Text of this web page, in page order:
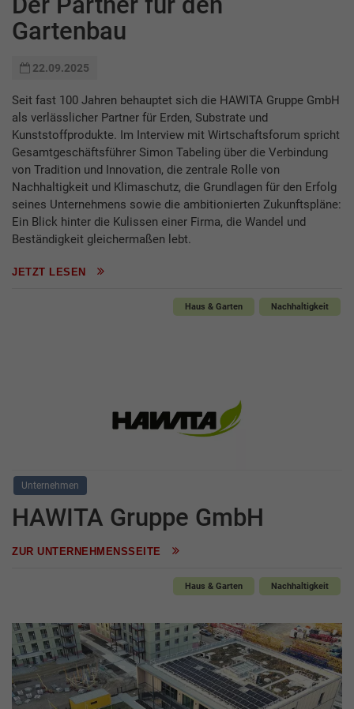
Gartenbau
22.09.2025
Seit fast 100 Jahren behauptet sich die HAWITA Gruppe GmbH
als verlässlicher Partner für Erden, Substrate und
Kunststoffprodukte. Im Interview mit Wirtschaftsforum spricht
Gesamtgeschäftsführer Simon Tabeling über die Verbindung
von Tradition und Innovation, die zentrale Rolle von
Nachhaltigkeit und Klimaschutz, die Grundlagen für den Erfolg
seines Unternehmens sowie die ambitionierten Zukunftspläne:
Ein Blick hinter die Kulissen einer Firma, die Wandel und
Beständigkeit gleichermaßen lebt.
JETZT LESEN
Haus & Garten Nachhaltigkeit
Unternehmen
HAWITA Gruppe GmbH
ZUR UNTERNEHMENSSEITE
Haus & Garten Nachhaltigkeit